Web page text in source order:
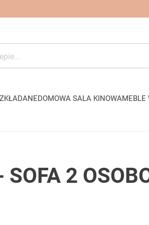
DOMOWA SALA KINOWAMEBLE
2